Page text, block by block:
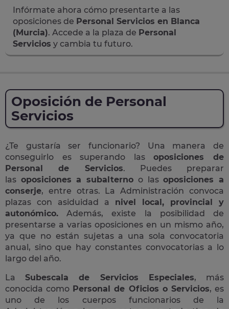
Infórmate ahora cómo presentarte a las
oposiciones de Personal Servicios en Blanca
(Murcia). Accede a la plaza de Personal
Servicios y cambia tu futuro.
Oposición de Personal
Servicios
¿Te gustaría ser funcionario? Una manera de
conseguirlo es superando lasoposiciones de
Personal de Servicios. Puedes preparar
las oposiciones a subalterno o lasoposiciones a
conserje, entre otras. La Administración convoca
plazas con asiduidad a nivel local, provincial y
autonómico. Además, existe la posibilidad de
presentarse a varias oposiciones en un mismo año,
ya que no están sujetas a una sola convocatoria
anual, sino que hay constantes convocatorias a lo
largo del año.
LaSubescala de Servicios Especiales, más
conocida como Personal de Oficios o Servicios, es
uno de los cuerpos funcionarios de la